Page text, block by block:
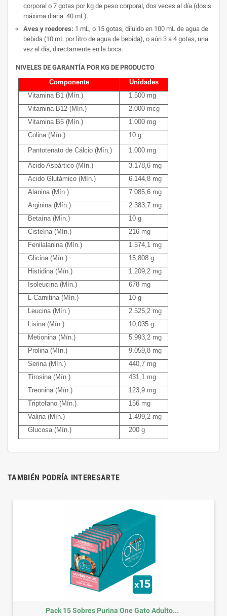
corporal o 7 gotas por kg de peso corporal, dos veces al día (dosis
máxima diaria: 40 mL).
Aves y roedores: 1 mL, o 15 gotas, diluido en 100 mL de agua de
bebida (10 mL por litro de agua de bebida), o aún 3 a 4 gotas, una
vez al día, directamente en la boca.
NIVELES DE GARANTÍA POR KG DE PRODUCTO
Componente
Unidades
Vitamina B1 (Mín.)
1.500 mg
Vitamina B12 (Mín.)
2.000 mcg
Vitamina B6 (Mín.)
1.000 mg
Colina (Mín.)
10 g
Pantotenato de Cálcio (Mín.)
1.000 mg
Ácido Aspártico (Mín.)
3.178,6 mg
Ácido Glutámico (Mín.)
6.144,8 mg
Alanina (Mín.)
7.085,6 mg
Arginina (Mín.)
2.383,7 mg
Betaína (Mín.)
10 g
Cisteína (Mín.)
216 mg
Fenilalanina (Mín.)
1.574,1 mg
Glicina (Mín.)
15,808 g
Histidina (Mín.)
1.209,2 mg
Isoleucina (Mín.)
678 mg
L-Carnitina (Mín.)
10 g
Leucina (Mín.)
2.525,2 mg
Lisina (Mín.)
10,035 g
Metionina (Mín.)
5.993,2 mg
Prolina (Mín.)
9.059,8 mg
Serina (Mín.)
440,7 mg
Tirosina (Mín.)
431,1 mg
Treonina (Mín.)
123,9 mg
Triptofano (Mín.)
156 mg
Valina (Mín.)
1.499,2 mg
Glucosa (Mín.)
200 g
TAMBIÉN PODRÍA INTERESARTE
Pack 15 Sobres Purina One Gato Adulto...